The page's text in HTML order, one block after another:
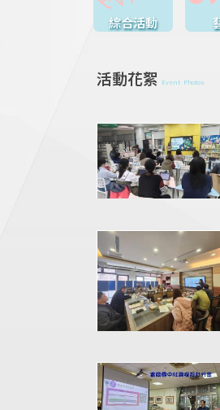
綜合活動
活動花絮 Event Photos